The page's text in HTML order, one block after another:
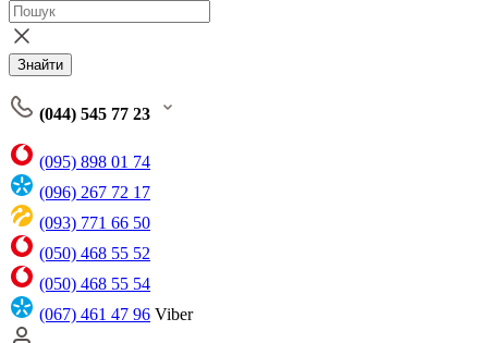
Знайти
(044) 545 77 23
(095) 898 01 74
(096) 267 72 17
(093) 771 66 50
(050) 468 55 52
(050) 468 55 54
(067) 461 47 96 Viber